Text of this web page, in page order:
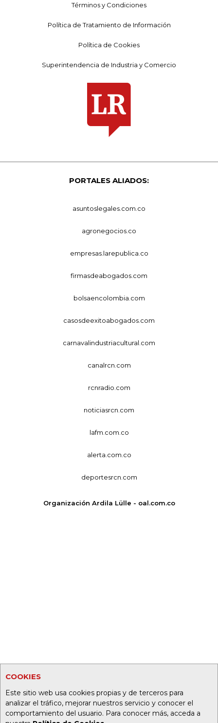
COOKIES
Este sitio web usa cookies propias y de terceros para
analizar el tráfico, mejorar nuestros servicio y conocer el
comportamiento del usuario. Para conocer más, acceda a
Términos y Condiciones
Política de Tratamiento de Información
Política de Cookies
Superintendencia de Industria y Comercio
PORTALES ALIADOS:
asuntoslegales.com.co
agronegocios.co
empresas.larepublica.co
firmasdeabogados.com
bolsaencolombia.com
casosdeexitoabogados.com
carnavalindustriacultural.com
canalrcn.com
rcnradio.com
noticiasrcn.com
lafm.com.co
alerta.com.co
deportesrcn.com
Organización Ardila Lülle - oal.com.co